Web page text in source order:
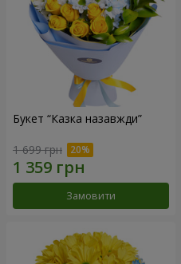
Букет “Казка назавжди”
1 699 грн
Замовити